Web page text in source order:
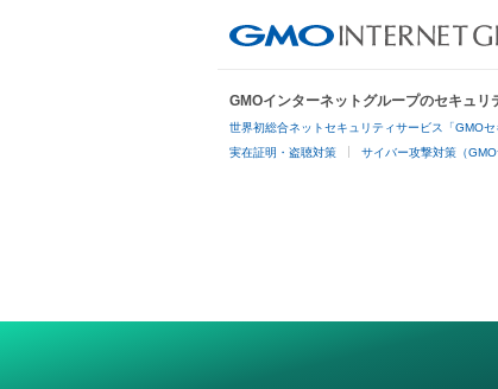
GMOインターネットグループのセキュリ
世界初総合ネットセキュリティサービス「GMOセ
実在証明・盗聴対策 サイバー攻撃対策（